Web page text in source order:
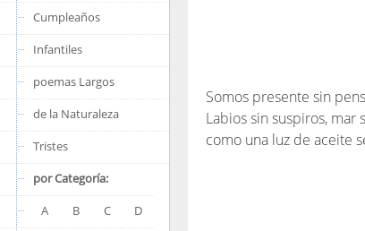
Cumpleaños
Infantiles
poemas Largos
de la Naturaleza
Tristes
por Categoría:
A
B C
D
Somos presente sin
Labios sin suspiros, mar
como una luz de aceite